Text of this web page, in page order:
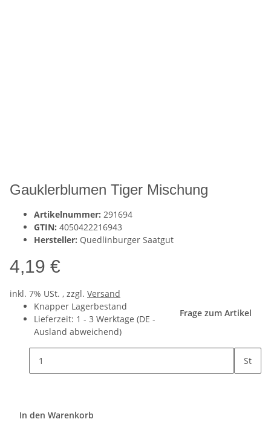
Gauklerblumen Tiger Mischung
Artikelnummer: 291694
GTIN: 4050422216943
Hersteller: Quedlinburger Saatgut
4,19 €
inkl. 7% USt. , zzgl. Versand
Knapper Lagerbestand
Lieferzeit: 1 - 3 Werktage (DE -
Ausland abweichend)
Frage zum Artikel
St
In den Warenkorb